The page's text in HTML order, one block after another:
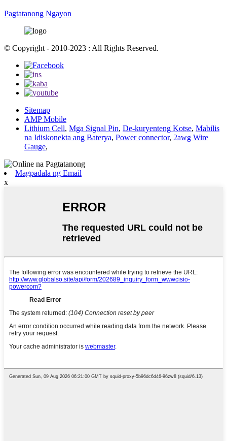
Pagtatanong Ngayon
© Copyright - 2010-2023 : All Rights Reserved.
Sitemap
AMP Mobile
Lithium Cell, Mga Signal Pin, De-kuryenteng Kotse, Mabilis
na Idiskonekta ang Baterya, Power connector, 2awg Wire
Gauge,
Magpadala ng Email
x